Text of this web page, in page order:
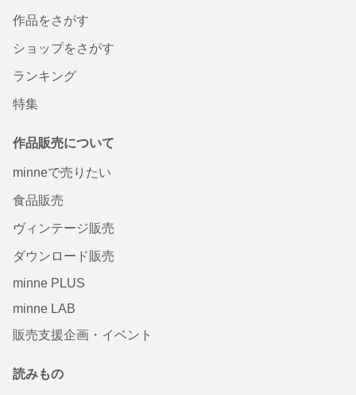
作品をさがす
ショップをさがす
ランキング
特集
作品販売について
minneで売りたい
食品販売
ヴィンテージ販売
ダウンロード販売
minne PLUS
minne LAB
販売支援企画・イベント
読みもの